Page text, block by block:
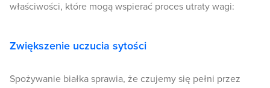
właściwości, które mogą wspierać proces utraty wagi:
Zwiększenie uczucia sytości
Spożywanie białka sprawia, że czujemy się pełni przez